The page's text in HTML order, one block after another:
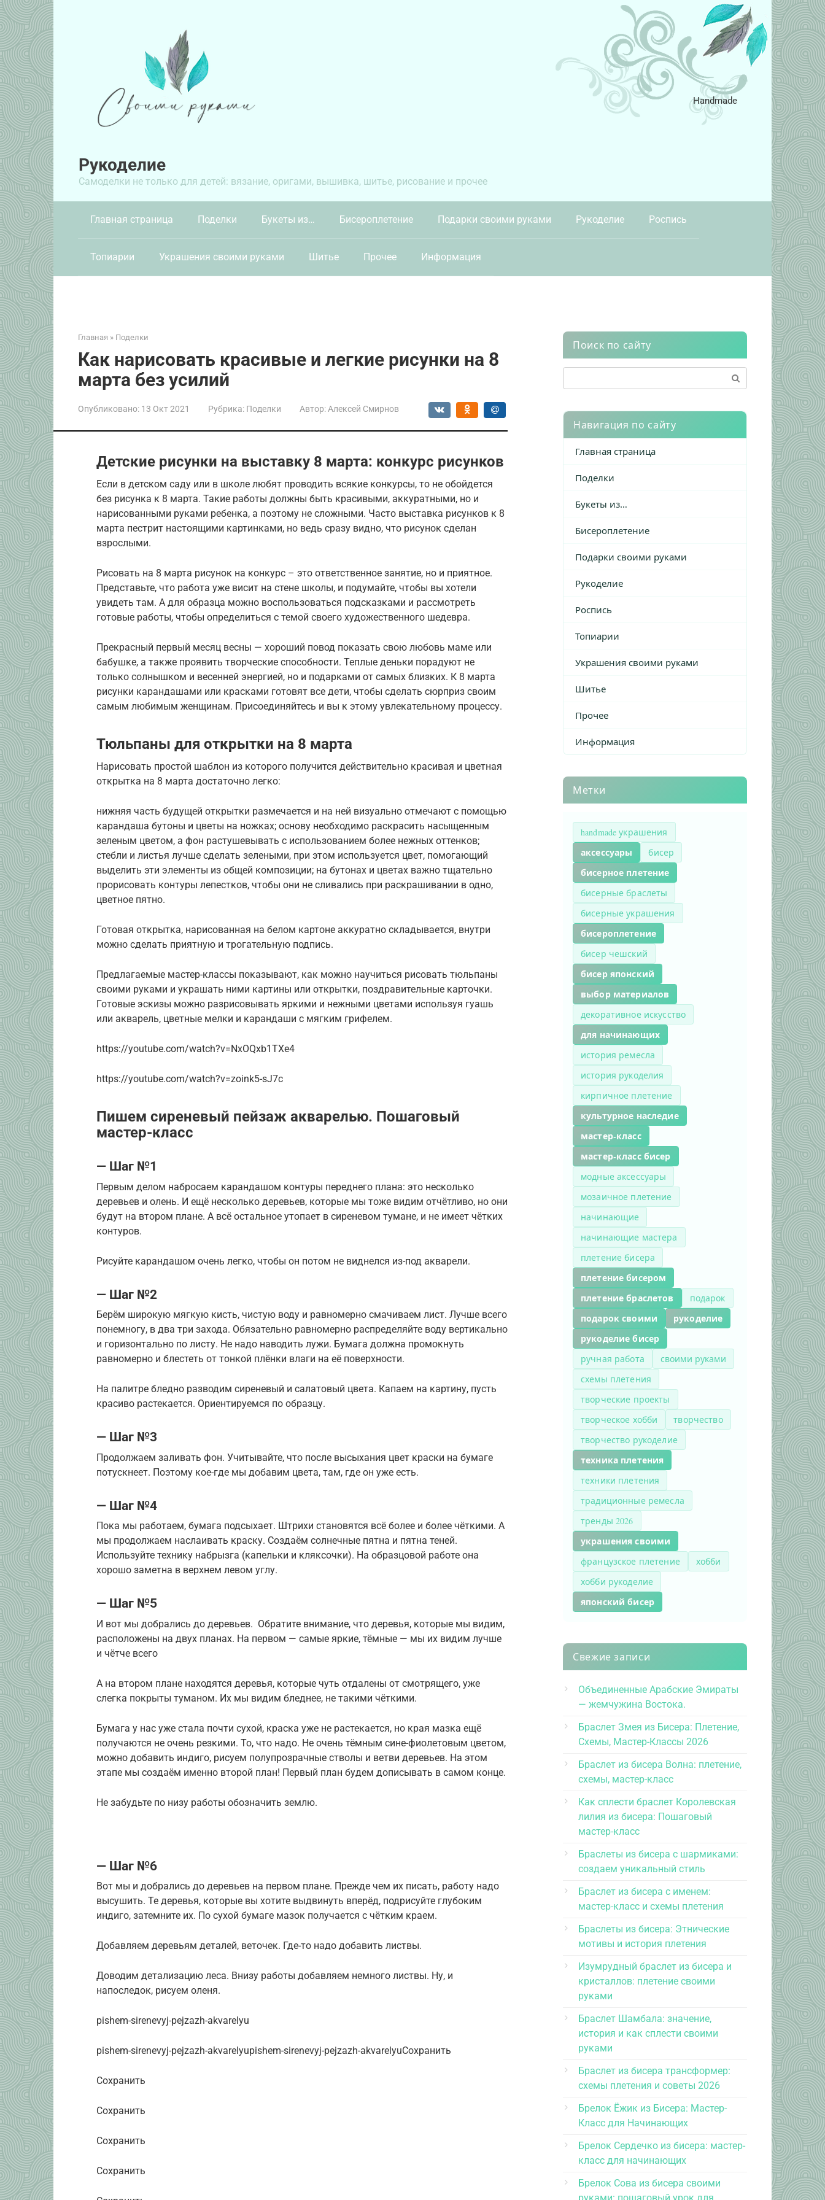
Перейти
к
контенту
Рукоделие
Самоделки не только для детей: вязание, оригами, вышивка, шитье, рисование и прочее
Handmade
Главная страница Поделки Букеты из… Бисероплетение Подарки своими руками Рукоделие Роспись
Топиарии Украшения своими руками Шитье Прочее Информация
Главная » Поделки
Как нарисовать красивые и легкие рисунки на 8
марта без усилий
Опубликовано: 13 Окт 2021 Рубрика: Поделки Автор: Алексей Смирнов
Детские рисунки на выставку 8 марта: конкурс рисунков
Если в детском саду или в школе любят проводить всякие конкурсы, то не обойдется
без рисунка к 8 марта. Такие работы должны быть красивыми, аккуратными, но и
нарисованными руками ребенка, а поэтому не сложными. Часто выставка рисунков к 8
марта пестрит настоящими картинками, но ведь сразу видно, что рисунок сделан
взрослыми.
Рисовать на 8 марта рисунок на конкурс – это ответственное занятие, но и приятное.
Представьте, что работа уже висит на стене школы, и подумайте, чтобы вы хотели
увидеть там. А для образца можно воспользоваться подсказками и рассмотреть
готовые работы, чтобы определиться с темой своего художественного шедевра.
Прекрасный первый месяц весны — хороший повод показать свою любовь маме или
бабушке, а также проявить творческие способности. Теплые деньки порадуют не
только солнышком и весенней энергией, но и подарками от самых близких. К 8 марта
рисунки карандашами или красками готовят все дети, чтобы сделать сюрприз своим
самым любимым женщинам. Присоединяйтесь и вы к этому увлекательному процессу.
Тюльпаны для открытки на 8 марта
Нарисовать простой шаблон из которого получится действительно красивая и цветная
открытка на 8 марта достаточно легко:
нижняя часть будущей открытки размечается и на ней визуально отмечают с помощью
карандаша бутоны и цветы на ножках; основу необходимо раскрасить насыщенным
зеленым цветом, а фон растушевывать с использованием более нежных оттенков;
стебли и листья лучше сделать зелеными, при этом используется цвет, помогающий
выделить эти элементы из общей композиции; на бутонах и цветах важно тщательно
прорисовать контуры лепестков, чтобы они не сливались при раскрашивании в одно,
цветное пятно.
Готовая открытка, нарисованная на белом картоне аккуратно складывается, внутри
можно сделать приятную и трогательную подпись.
Предлагаемые мастер-классы показывают, как можно научиться рисовать тюльпаны
своими руками и украшать ними картины или открытки, поздравительные карточки.
Готовые эскизы можно разрисовывать яркими и нежными цветами используя гуашь
или акварель, цветные мелки и карандаши с мягким грифелем.
https://youtube.com/watch?v=NxOQxb1TXe4
https://youtube.com/watch?v=zoink5-sJ7c
Пишем сиреневый пейзаж акварелью. Пошаговый
мастер-класс
— Шаг №1
Первым делом набросаем карандашом контуры переднего плана: это несколько
деревьев и олень. И ещё несколько деревьев, которые мы тоже видим отчётливо, но они
будут на втором плане. А всё остальное утопает в сиреневом тумане, и не имеет чётких
контуров.
Рисуйте карандашом очень легко, чтобы он потом не виднелся из-под акварели.
— Шаг №2
Берём широкую мягкую кисть, чистую воду и равномерно смачиваем лист. Лучше всего
понемногу, в два три захода. Обязательно равномерно распределяйте воду вертикально
и горизонтально по листу. Не надо наводить лужи. Бумага должна промокнуть
равномерно и блестеть от тонкой плёнки влаги на её поверхности.
На палитре бледно разводим сиреневый и салатовый цвета. Капаем на картину, пусть
красиво растекается. Ориентируемся по образцу.
— Шаг №3
Продолжаем заливать фон. Учитывайте, что после высыхания цвет краски на бумаге
потускнеет. Поэтому кое-где мы добавим цвета, там, где он уже есть.
— Шаг №4
Пока мы работаем, бумага подсыхает. Штрихи становятся всё более и более чёткими. А
мы продолжаем наслаивать краску. Создаём солнечные пятна и пятна теней.
Используйте технику набрызга (капельки и кляксочки). На образцовой работе она
хорошо заметна в верхнем левом углу.
— Шаг №5
И вот мы добрались до деревьев. Обратите внимание, что деревья, которые мы видим,
расположены на двух планах. На первом — самые яркие, тёмные — мы их видим лучше
и чётче всего
А на втором плане находятся деревья, которые чуть отдалены от смотрящего, уже
слегка покрыты туманом. Их мы видим бледнее, не такими чёткими.
Бумага у нас уже стала почти сухой, краска уже не растекается, но края мазка ещё
получаются не очень резкими. То, что надо. Не очень тёмным сине-фиолетовым цветом,
можно добавить индиго, рисуем полупрозрачные стволы и ветви деревьев. На этом
этапе мы создаём именно второй план! Первый план будем дописывать в самом конце.
Не забудьте по низу работы обозначить землю.
— Шаг №6
Вот мы и добрались до деревьев на первом плане. Прежде чем их писать, работу надо
высушить. Те деревья, которые вы хотите выдвинуть вперёд, подрисуйте глубоким
индиго, затемните их. По сухой бумаге мазок получается с чётким краем.
Добавляем деревьям деталей, веточек. Где-то надо добавить листвы.
Доводим детализацию леса. Внизу работы добавляем немного листвы. Ну, и
напоследок, рисуем оленя.
pishem-sirenevyj-pejzazh-akvarelyu
pishem-sirenevyj-pejzazh-akvarelyupishem-sirenevyj-pejzazh-akvarelyuСохранить
Сохранить
Сохранить
Сохранить
Сохранить
Поиск по сайту
Навигация по сайту
Главная страница
Поделки
Букеты из…
Бисероплетение
Подарки своими руками
Рукоделие
Роспись
Топиарии
Украшения своими руками
Шитье
Прочее
Информация
Метки
handmade украшения
аксессуары бисер
бисерное плетение
бисерные браслеты
бисерные украшения
бисероплетение
бисер чешский
бисер японский
выбор материалов
декоративное искусство
для начинающих
история ремесла
история рукоделия
кирпичное плетение
культурное наследие
мастер-класс
мастер-класс бисер
модные аксессуары
мозаичное плетение
начинающие
начинающие мастера
плетение бисера
плетение бисером
плетение браслетов
подарок
подарок своими
рукоделие
рукоделие бисер
ручная работа
своими руками
схемы плетения
творческие проекты
творческое хобби
творчество
творчество рукоделие
техника плетения
техники плетения
традиционные ремесла
тренды 2026
украшения своими
французское плетение
хобби
хобби рукоделие
японский бисер
Свежие записи
Объединенные Арабские Эмираты
— жемчужина Востока.
Браслет Змея из Бисера: Плетение,
Схемы, Мастер-Классы 2026
Браслет из бисера Волна: плетение,
схемы, мастер-класс
Как сплести браслет Королевская
лилия из бисера: Пошаговый
мастер-класс
Браслеты из бисера с шармиками:
создаем уникальный стиль
Браслет из бисера с именем:
мастер-класс и схемы плетения
Браслеты из бисера: Этнические
мотивы и история плетения
Изумрудный браслет из бисера и
кристаллов: плетение своими
руками
Браслет Шамбала: значение,
история и как сплести своими
руками
Браслет из бисера трансформер:
схемы плетения и советы 2026
Брелок Ёжик из Бисера: Мастер-
Класс для Начинающих
Брелок Сердечко из бисера: мастер-
класс для начинающих
Брелок Сова из бисера своими